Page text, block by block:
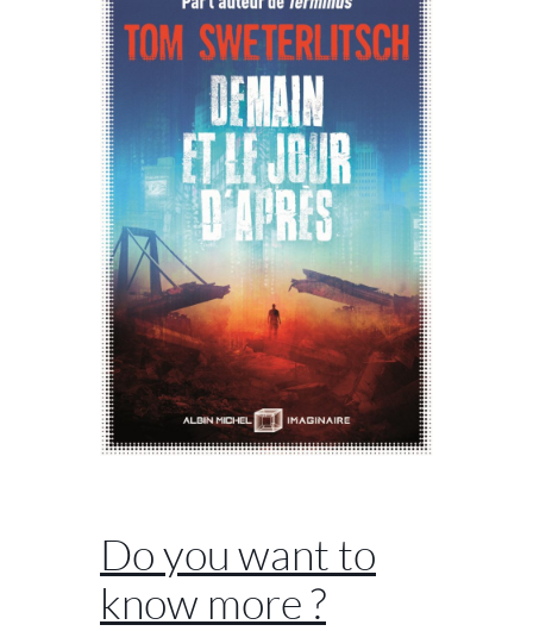
Do you want to
know more ?